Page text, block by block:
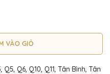
VÀO GIỎ
Q6, Q10, Q11, Tân Bình, Tân